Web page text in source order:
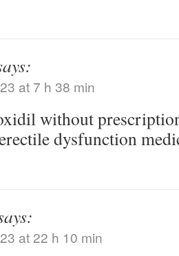
at 7 h 38 min
without
dysfunction
at 22 h 10 min